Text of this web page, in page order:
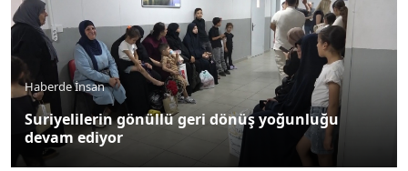
Haberde İnsan
Suriyelilerin gönüllü geri dönüş yoğunluğu
devam ediyor